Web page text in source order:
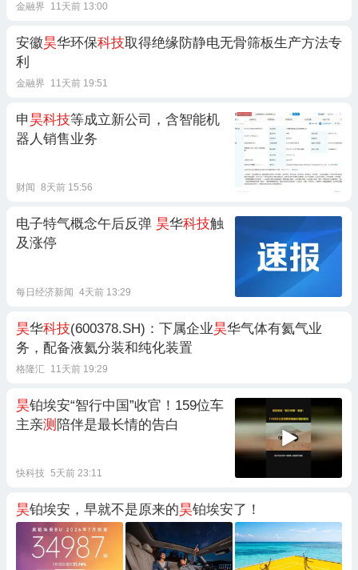
金融界 11天前 13:00
安徽昊华环保科技取得绝缘防静电无骨筛板生产方法专
利
金融界 11天前 19:51
申 昊科技等成立新公司，含智能机
器人销售业务
财闻 8天前 15:56
电子特气概念午后反弹 昊华科技触
及涨停
每日经济新闻 4天前 13:29
昊华科技(600378.SH)：下属企业昊华气体有氦气业
务，配备液氦分装和纯化装置
格隆汇 11天前 19:29
昊铂埃安“智行中国”收官！159位车
主亲测 陪伴是最长情的告白
快科技 5天前 23:11
昊铂埃安，早就不是原来的昊铂埃安了！